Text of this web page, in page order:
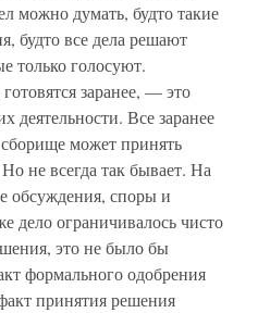
можно думать, будто такие
будто все дела решают
только голосуют.
заранее, — это
деятельности. Все заранее
может принять
не всегда так бывает. На
обсуждения, споры и
дело ограничивалось чисто
это не было бы
формального одобрения
принятия решения